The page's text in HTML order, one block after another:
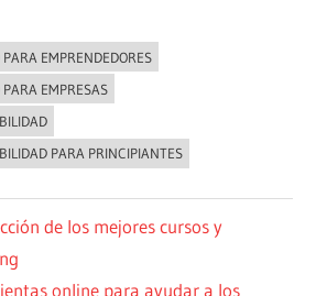
EMPRENDEDORES
EMPRESAS
PARA PRINCIPIANTES
de los mejores cursos y
online para ayudar a los